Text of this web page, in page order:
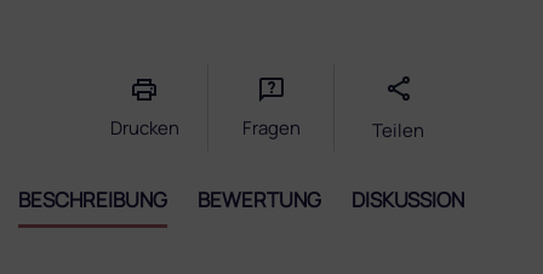
Drucken Fragen Teilen
BESCHREIBUNG BEWERTUNG DISKUSSION